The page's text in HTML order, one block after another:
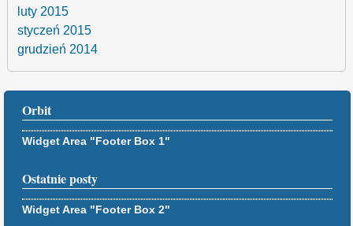
luty 2015
styczeń 2015
grudzień 2014
Orbit
Widget Area "Footer Box 1"
Ostatnie posty
Widget Area "Footer Box 2"